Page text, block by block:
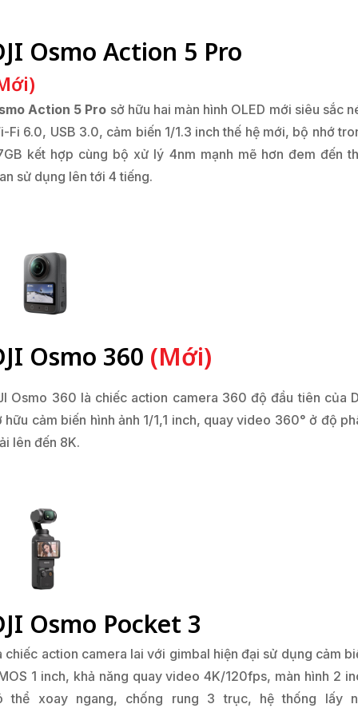
Osmo Action 5 Pro
Action 5 Pro sở hữu hai màn hình OLED mới siêu sắc
Fi 6.0, USB 3.0, cảm biến 1/1.3 inch thế hệ mới, bộ nhớ
kết hợp cùng bộ xử lý 4nm mạnh mẽ hơn đem đến
sử dụng lên tới 4 tiếng.
Osmo 360 (Mới)
Osmo 360 là chiếc action camera 360 độ đầu tiên của
hữu cảm biến hình ảnh 1/1,1 inch, quay video 360° ở độ
lên đến 8K.
Osmo Pocket 3
chiếc action camera lai với gimbal hiện đại sử dụng cảm
1 inch, khả năng quay video 4K/120fps, màn hình 2
thể xoay ngang, chống rung 3 trục, hệ thống lấy